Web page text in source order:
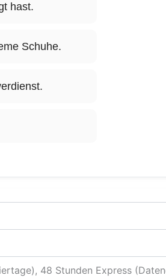
hast.
Schuhe.
48 Stunden Express